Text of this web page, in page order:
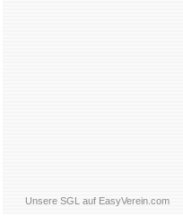
Unsere SGL auf EasyVerein.com